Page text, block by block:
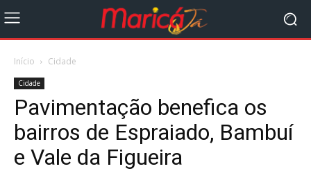
Início Cidade
Cidade
Pavimentação benefica os
bairros de Espraiado, Bambuí
e Vale da Figueira